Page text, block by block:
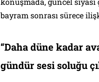
bayram sonrası sürece
“Daha düne kadar
gündür sesi soluğu